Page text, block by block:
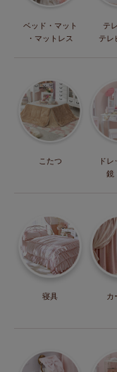
ベッド・マット
・マットレス
テ
テレ
こたつ
ドレ
鏡
寝具 カ